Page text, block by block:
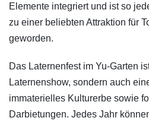
Elemente integriert und ist so
zu einer beliebten Attraktion für
geworden.
Das Laternenfest im Yu-Garten
Laternenshow, sondern auch
immaterielles Kulturerbe sowie
Darbietungen. Jedes Jahr